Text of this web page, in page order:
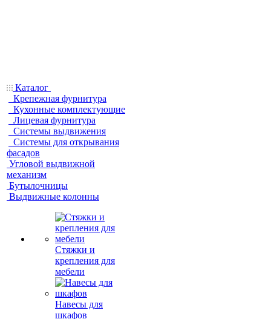
Каталог
Крепежная фурнитура
Кухонные комплектующие
Лицевая фурнитура
Системы выдвижения
Системы для открывания
фасадов
Угловой выдвижной
механизм
Бутылочницы
Выдвижные колонны
Стяжки и
крепления для
мебели
Навесы для
шкафов